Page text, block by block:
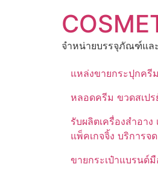
จำหน่ายบรรจุภัณฑ์และ
แหล่งขายกระปุกครี
หลอดครีม ขวดสเป
รับผลิตเครื่องสำอา
แพ็คเกจจิ้ง บริการ
ขายกระเป๋าแบรนด์